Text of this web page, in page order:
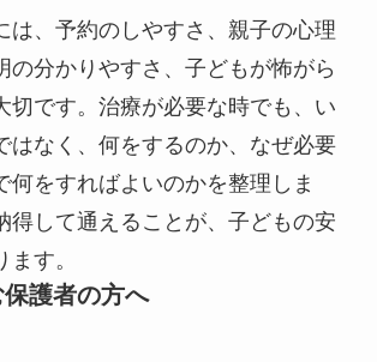
は、予約のしやすさ、親子の心理
の分かりやすさ、子どもが怖がら
切です。治療が必要な時でも、い
はなく、何をするのか、なぜ必要
何をすればよいのかを整理しま
得して通えることが、子どもの安
す。
護者の方へ